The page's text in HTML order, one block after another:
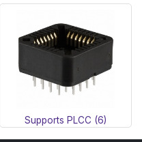
Supports PLCC (6)